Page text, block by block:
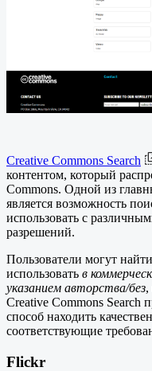
Creative Commons Search
контентом, который
Commons. Одной из
является возможность
использовать с
разрешений.
Пользователи могут
использовать в
указанием авторства/без,
Creative Commons Search
способ находить
соответствующие
Flickr